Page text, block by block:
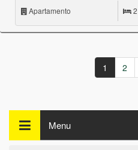
Apartamento 2
1 2
Menu